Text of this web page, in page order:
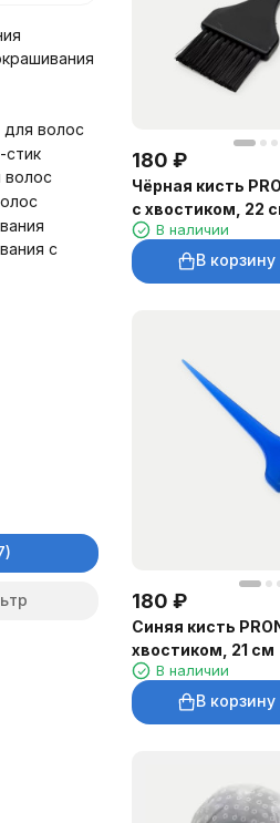
180 ₽
Чёрная кисть
с хвостиком, 22
В наличии
В корзину
180 ₽
Синяя кисть
хвостиком, 21 см
В наличии
В корзину
волос
с
с